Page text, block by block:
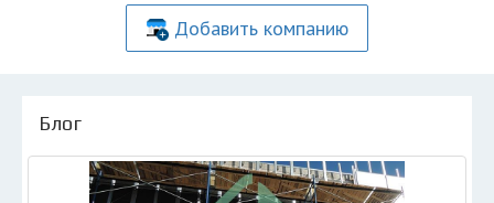
Добавить компанию
Блог